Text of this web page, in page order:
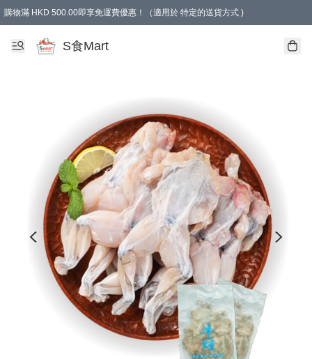
購物滿 HKD 500.00即享免運費優惠！（適用於 特定的送貨方式 )
S食Mart